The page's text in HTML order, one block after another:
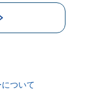
ついて